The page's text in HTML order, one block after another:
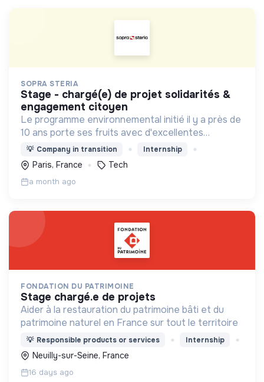
SOPRA STERIA
stage - chargé(e) de projet solidarités &
engagement citoyen
Le programme environnemental initié il y a près de
10 ans porte ses fruits avec d'excellentes
performances, le Groupe se classe parmi les
leaders de l'action contre le changement
climatique
💡 Company in transition Internship
Paris, France Tech
a month ago
FONDATION DU PATRIMOINE
stage chargé.e de projets
Aider à la restauration du patrimoine bâti et du
patrimoine naturel en France sur tout le territoire
💡 Responsible products or services Internship
Neuilly-sur-Seine, France
16 days ago